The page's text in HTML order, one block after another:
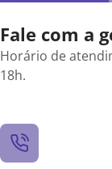
Fale com a
Horário de
18h.